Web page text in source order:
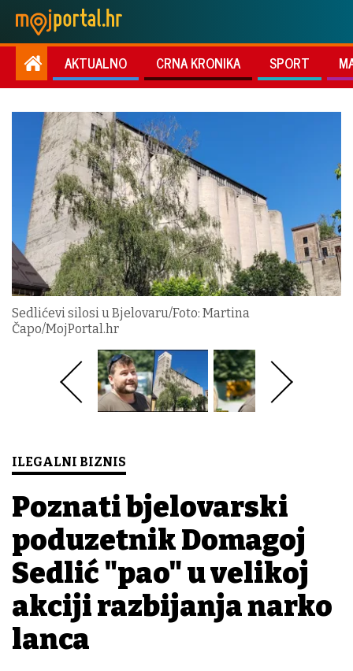
AKTUALNO CRNA KRONIKA SPORT
Sedlićevi silosi u Bjelovaru/Foto: Martina
Čapo/MojPortal.hr
ILEGALNI BIZNIS
Poznati bjelovarski
poduzetnik Domagoj
Sedlić "pao" u velikoj
akciji razbijanja narko
lanca